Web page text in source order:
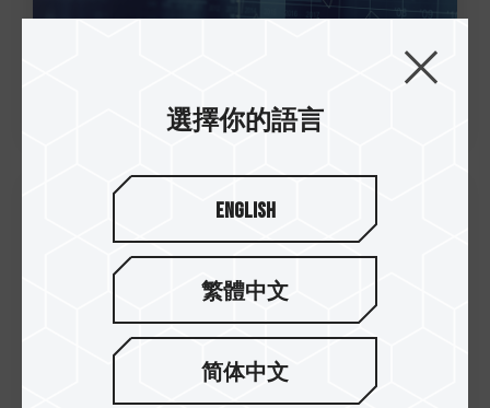
十銓科技 10 月營收 5.74 億元 電競
SSD 銷量倍增 達銷量之冠
選擇你的語言
English
繁體中文
简体中文